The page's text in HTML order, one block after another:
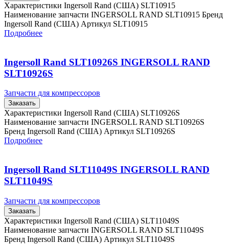
Характеристики Ingersoll Rand (США) SLT10915
Наименование запчасти INGERSOLL RAND SLT10915 Бренд
Ingersoll Rand (США) Артикул SLT10915
Подробнее
Ingersoll Rand SLT10926S INGERSOLL RAND
SLT10926S
Запчасти для компрессоров
Заказать
Характеристики Ingersoll Rand (США) SLT10926S
Наименование запчасти INGERSOLL RAND SLT10926S
Бренд Ingersoll Rand (США) Артикул SLT10926S
Подробнее
Ingersoll Rand SLT11049S INGERSOLL RAND
SLT11049S
Запчасти для компрессоров
Заказать
Характеристики Ingersoll Rand (США) SLT11049S
Наименование запчасти INGERSOLL RAND SLT11049S
Бренд Ingersoll Rand (США) Артикул SLT11049S